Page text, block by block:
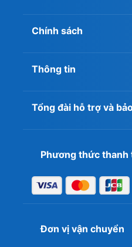
Tóm tắt nhược điểm:
Độ nhận diện thương
Nam chưa phủ sóng
Các phiên bản hiệu năng
được trang bị hệ thống
đồng nguyên chất. Khi
định ở mức từ 65°C đến
Chính sách
Thông tin
Tổng đài hỗ trợ và
Phương thức thanh
Đơn vị vận chuyển